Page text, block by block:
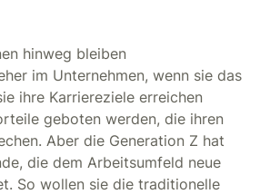
hinweg bleiben
im Unternehmen, wenn sie das
ihre Karriereziele erreichen
geboten werden, die ihren
Aber die Generation Z hat
die dem Arbeitsumfeld neue
So wollen sie die traditionelle